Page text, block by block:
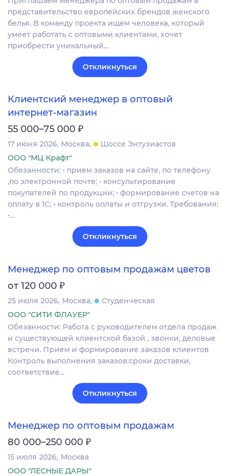
представительство европейских брендов женского
белья. В команду проекта ищем человека, который
умеет работать с оптовыми клиентами, хочет
приобрести уникальный…
Откликнуться
Клиентский менеджер в оптовый
интернет-магазин
55 000–75 000 ₽
17 июня 2026 Москва
Шоссе Энтузиастов
ООО "МЦ Крафт"
Обязанности: • прием заказов на сайте, по телефону
,по электронной почте; • консультирование
покупателей по продукции; • формирование счетов на
оплату в 1С; • контроль оплаты и отгрузки. Требования:
•…
Откликнуться
Менеджер по оптовым продажам цветов
от 120 000 ₽
25 июля 2026 Москва
Студенческая
ООО "СИТИ ФЛАУЕР"
Обязанности: Работа с руководителем отдела продаж
и существующей клиентской базой , звонки, деловые
встречи. Прием и формирование заказов клиентов
Контроль выполнения заказов:сроки доставки,
соответствие…
Откликнуться
Менеджер по оптовым продажам
80 000–250 000 ₽
15 июля 2026 Москва
ООО "ЛЕСНЫЕ ДАРЫ"